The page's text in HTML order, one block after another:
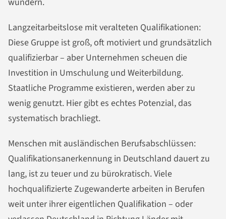
Langzeitarbeitslose mit veralteten Qualifikationen:
Diese Gruppe ist groß, oft motiviert und grundsätzlich
qualifizierbar – aber Unternehmen scheuen die
Investition in Umschulung und Weiterbildung.
Staatliche Programme existieren, werden aber zu
wenig genutzt. Hier gibt es echtes Potenzial, das
systematisch brachliegt.
Menschen mit ausländischen Berufsabschlüssen:
Qualifikationsanerkennung in Deutschland dauert zu
lang, ist zu teuer und zu bürokratisch. Viele
hochqualifizierte Zugewanderte arbeiten in Berufen
weit unter ihrer eigentlichen Qualifikation – oder